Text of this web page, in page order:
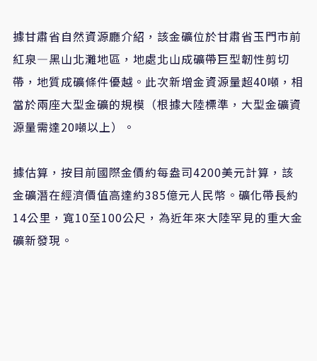
據甘肅省自然資源廳介紹，該金礦位於甘肅省玉門市前
紅泉—黑山北灘地區，地處北山成礦帶巨型韌性剪切
帶，地質成礦條件優越。此次新增金資源量超40噸，相
當於兩座大型金礦的規模（根據大陸標準，大型金礦資
源量需達20噸以上）。
據估算，按目前國際金價約每盎司4200美元計算，該
金礦潛在經濟價值高達約385億元人民幣。礦化帶長約
14公里，寬10至100公尺，為近年來大陸罕見的重大金
礦新發現。